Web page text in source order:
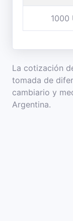
1000
La cotización
tomada de
cambiario y
Argentina.